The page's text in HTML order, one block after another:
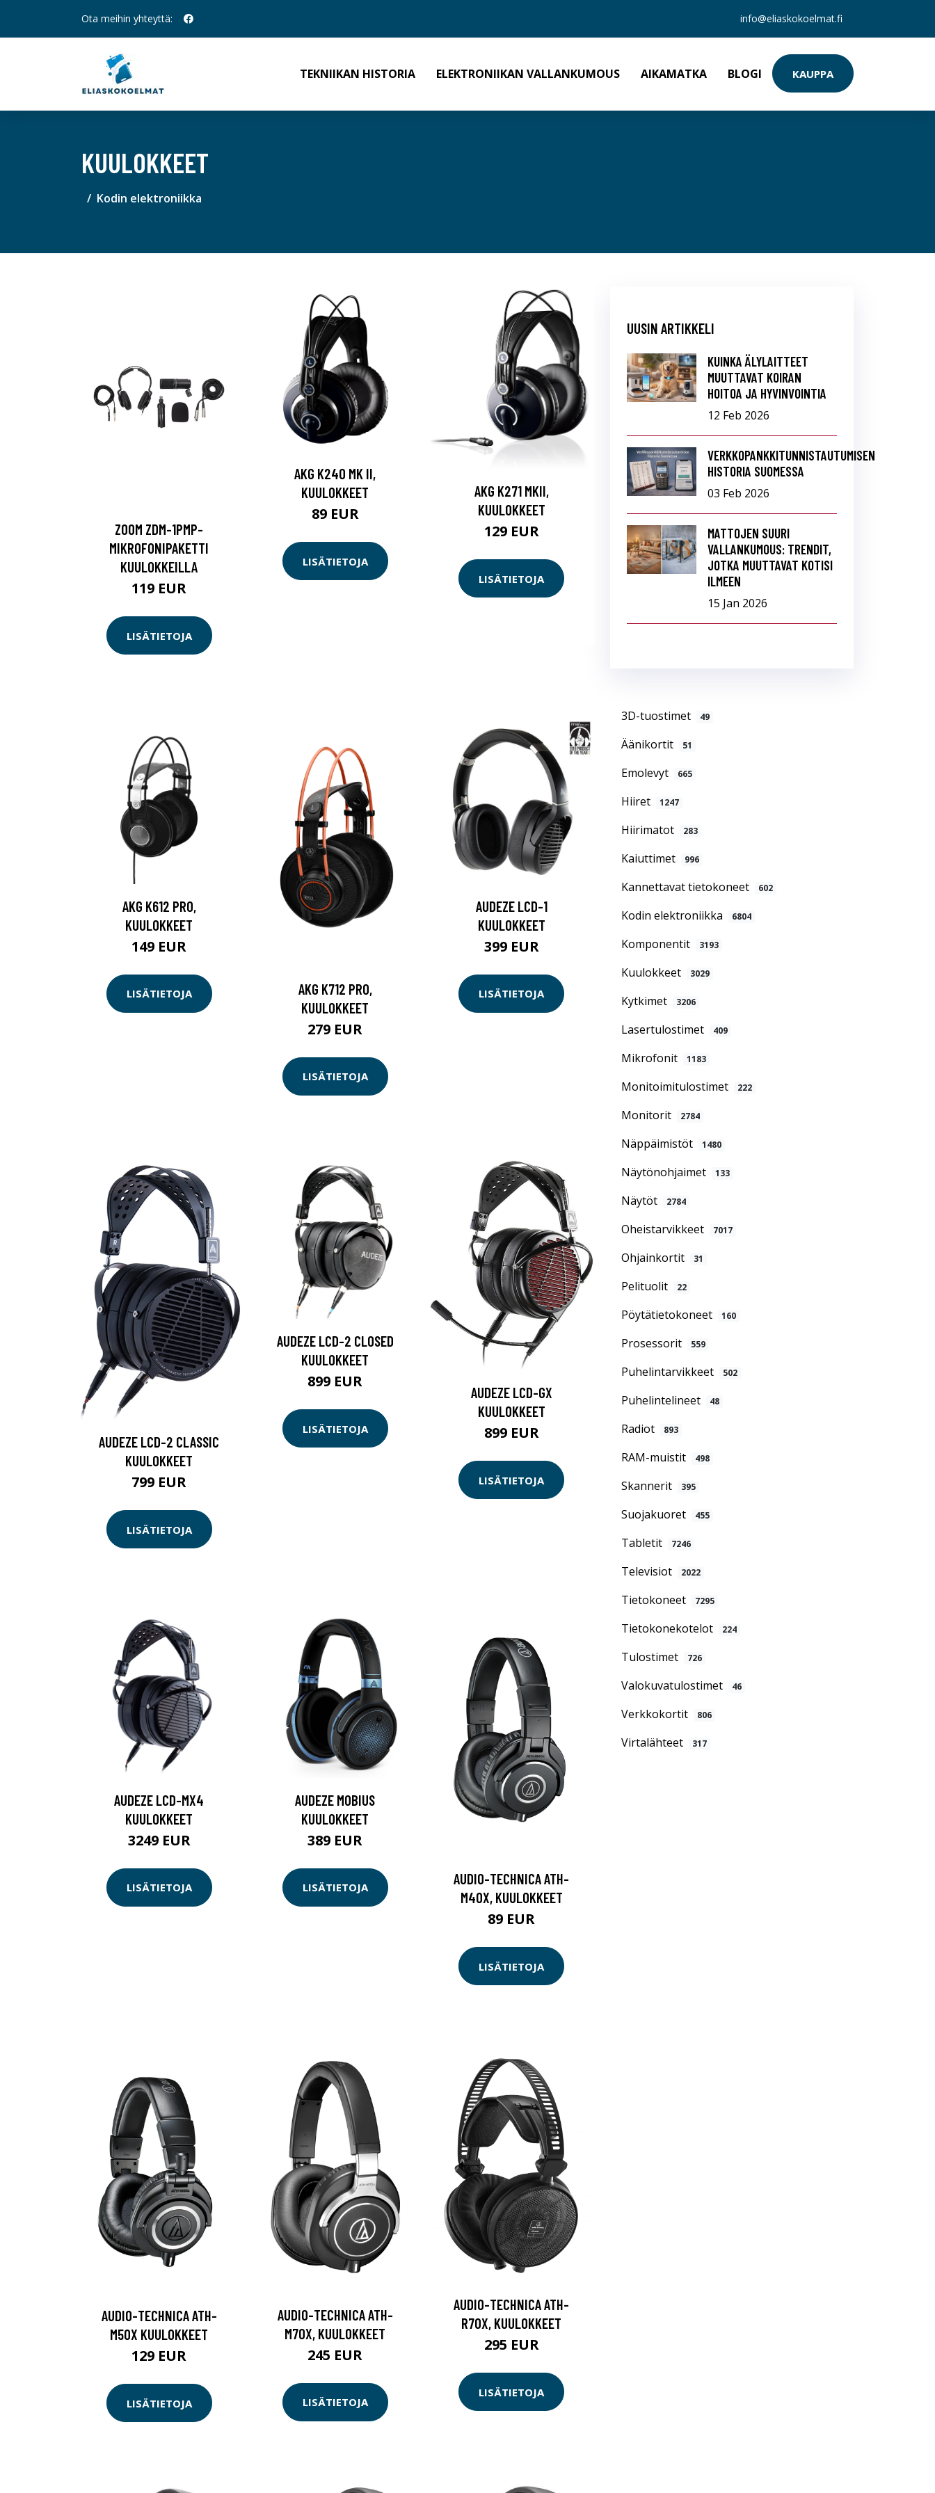
Ota meihin yhteyttä: info@eliaskokoelmat.fi
TEKNIIKAN HISTORIA ELEKTRONIIKAN VALLANKUMOUS AIKAMATKA BLOGI KAUPPA
KUULOKKEET
Kodin elektroniikka
UUSIN ARTIKKELI
KUINKA ÄLYLAITTEET
MUUTTAVAT KOIRAN
HOITOA JA HYVINVOINTIA
12 Feb 2026
VERKKOPANKKITUNNISTAUTUMISEN
HISTORIA SUOMESSA
03 Feb 2026
MATTOJEN SUURI
VALLANKUMOUS: TRENDIT,
JOTKA MUUTTAVAT KOTISI
ILMEEN
15 Jan 2026
3D-tuostimet 49
Äänikortit 51
Emolevyt 665
Hiiret 1247
Hiirimatot 283
Kaiuttimet 996
Kannettavat tietokoneet 602
Kodin elektroniikka 6804
Komponentit 3193
Kuulokkeet 3029
Kytkimet 3206
Lasertulostimet 409
Mikrofonit 1183
Monitoimitulostimet 222
Monitorit 2784
Näppäimistöt 1480
Näytönohjaimet 133
Näytöt 2784
Oheistarvikkeet 7017
Ohjainkortit 31
Pelituolit 22
Pöytätietokoneet 160
Prosessorit 559
Puhelintarvikkeet 502
Puhelintelineet 48
Radiot 893
RAM-muistit 498
Skannerit 395
Suojakuoret 455
Tabletit 7246
Televisiot 2022
Tietokoneet 7295
Tietokonekotelot 224
Tulostimet 726
Valokuvatulostimet 46
Verkkokortit 806
Virtalähteet 317
ZOOM ZDM-1PMP-
MIKROFONIPAKETTI
KUULOKKEILLA
119 EUR
LISÄTIETOJA
AKG K240 MK II,
KUULOKKEET
89 EUR
LISÄTIETOJA
AKG K271 MKII,
KUULOKKEET
129 EUR
LISÄTIETOJA
AKG K612 PRO,
KUULOKKEET
149 EUR
LISÄTIETOJA
AKG K712 PRO,
KUULOKKEET
279 EUR
LISÄTIETOJA
AUDEZE LCD-1
KUULOKKEET
399 EUR
LISÄTIETOJA
AUDEZE LCD-2 CLASSIC
KUULOKKEET
799 EUR
LISÄTIETOJA
AUDEZE LCD-2 CLOSED
KUULOKKEET
899 EUR
LISÄTIETOJA
AUDEZE LCD-GX
KUULOKKEET
899 EUR
LISÄTIETOJA
AUDEZE LCD-MX4
KUULOKKEET
3249 EUR
LISÄTIETOJA
AUDEZE MOBIUS
KUULOKKEET
389 EUR
LISÄTIETOJA
AUDIO-TECHNICA ATH-
M40X, KUULOKKEET
89 EUR
LISÄTIETOJA
AUDIO-TECHNICA ATH-
M50X KUULOKKEET
129 EUR
LISÄTIETOJA
AUDIO-TECHNICA ATH-
M70X, KUULOKKEET
245 EUR
LISÄTIETOJA
AUDIO-TECHNICA ATH-
R70X, KUULOKKEET
295 EUR
LISÄTIETOJA